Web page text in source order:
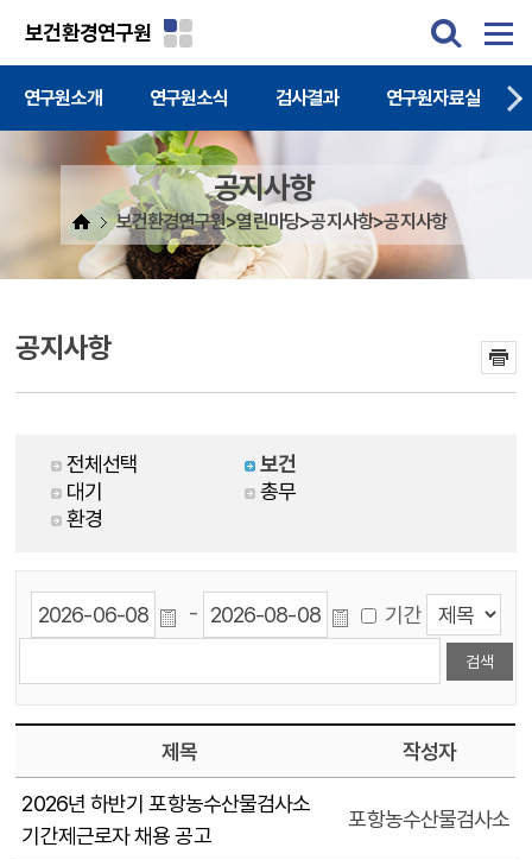
보건환경연구원
연구원소개 연구원소식 검사결과 연구원자료실
공지사항
보건환경연구원>열린마당>공지사항>공지사항
공지사항
전체선택
보건
대기
총무
환경
- 기간
제목 작성자
2026년 하반기 포항농수산물검사소
기간제근로자 채용 공고
포항농수산물검사소